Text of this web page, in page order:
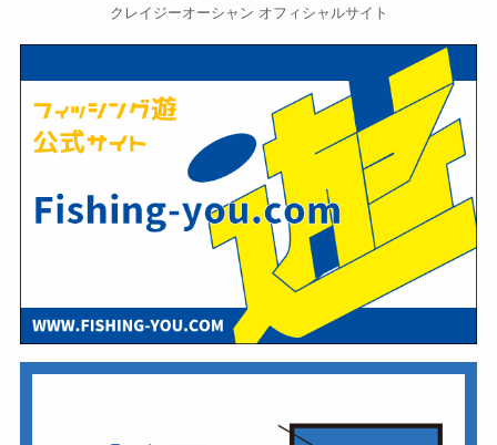
クレイジーオーシャン オフィシャルサイト